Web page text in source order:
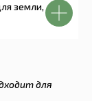
земли,
для